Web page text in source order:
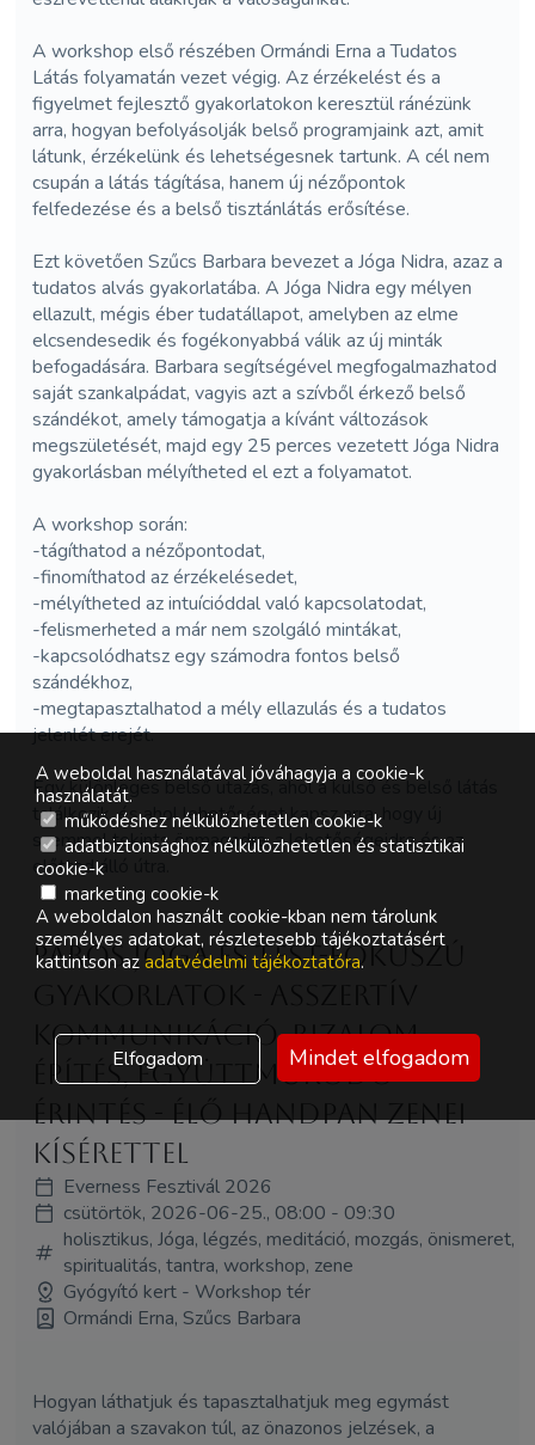
A workshop első részében Ormándi Erna a Tudatos
Látás folyamatán vezet végig. Az érzékelést és a
figyelmet fejlesztő gyakorlatokon keresztül ránézünk
arra, hogyan befolyásolják belső programjaink azt, amit
látunk, érzékelünk és lehetségesnek tartunk. A cél nem
csupán a látás tágítása, hanem új nézőpontok
felfedezése és a belső tisztánlátás erősítése.
Ezt követően Szűcs Barbara bevezet a Jóga Nidra, azaz a
tudatos alvás gyakorlatába. A Jóga Nidra egy mélyen
ellazult, mégis éber tudatállapot, amelyben az elme
elcsendesedik és fogékonyabbá válik az új minták
befogadására. Barbara segítségével megfogalmazhatod
saját szankalpádat, vagyis azt a szívből érkező belső
szándékot, amely támogatja a kívánt változások
megszületését, majd egy 25 perces vezetett Jóga Nidra
gyakorlásban mélyítheted el ezt a folyamatot.
A workshop során:
-tágíthatod a nézőpontodat,
-finomíthatod az érzékelésedet,
-mélyítheted az intuícióddal való kapcsolatodat,
-felismerheted a már nem szolgáló mintákat,
-kapcsolódhatsz egy számodra fontos belső
szándékhoz,
-megtapasztalhatod a mély ellazulás és a tudatos
jelenlét erejét.
Egy különleges belső utazás, ahol a külső és belső látás
találkozik, és ahol lehetőséget kapsz arra, hogy új
szemmel tekints önmagadra, a lehetőségeidre és az
előtted álló útra.
Páros jóga és test-fókuszú
kommunikáció, bizalom-
építés, együttműködő
érintés - élő handpan zenei
kísérettel
Everness Fesztivál 2026
csütörtök, 2026-06-25., 08:00 - 09:30
holisztikus, Jóga, légzés, meditáció, mozgás, önismeret,
spiritualitás, tantra, workshop, zene
Gyógyító kert - Workshop tér
Ormándi Erna, Szűcs Barbara
Hogyan láthatjuk és tapasztalhatjuk meg egymást
valójában a szavakon túl, az önazonos jelzések, a
A weboldal használatával jóváhagyja a cookie-k
használatát.
működéshez nélkülözhetetlen cookie-k
adatbiztonsághoz nélkülözhetetlen és statisztikai
cookie-k
marketing cookie-k
A weboldalon használt cookie-kban nem tárolunk
személyes adatokat, részletesebb tájékoztatásért
kattintson az adatvédelmi tájékoztatóra.
Elfogadom Mindet elfogadom